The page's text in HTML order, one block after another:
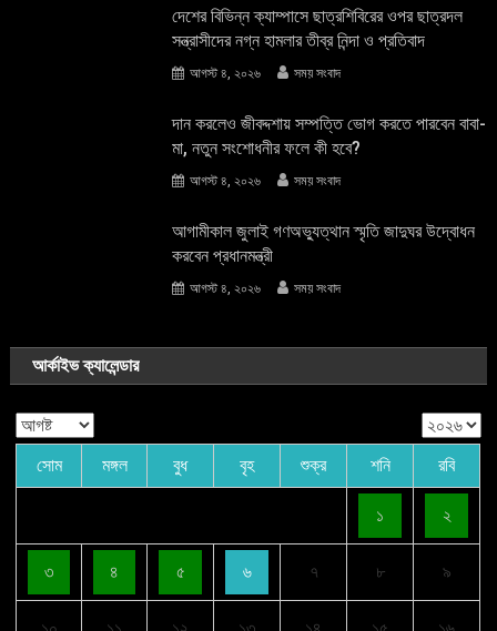
দেশের বিভিন্ন ক্যাম্পাসে ছাত্রশিবিরের ওপর ছাত্রদল
সন্ত্রাসীদের নগ্ন হামলার তীব্র নিন্দা ও প্রতিবাদ
আগস্ট ৪, ২০২৬ সময় সংবাদ
দান করলেও জীবদ্দশায় সম্পত্তি ভোগ করতে পারবেন বাবা-
মা, নতুন সংশোধনীর ফলে কী হবে?
আগস্ট ৪, ২০২৬ সময় সংবাদ
আগামীকাল জুলাই গণঅভ্যুত্থান স্মৃতি জাদুঘর উদ্বোধন
করবেন প্রধানমন্ত্রী
আগস্ট ৪, ২০২৬ সময় সংবাদ
আর্কাইভ ক্যালেন্ডার
সোম মঙ্গল বুধ বৃহ শুক্র শনি রবি
১ ২
৩ ৪ ৫ ৬ ৭ ৮ ৯